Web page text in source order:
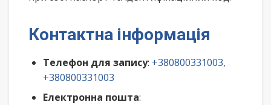
Контактна інформація
Телефон для запису: +380800331003,
+380800331003
Електронна пошта: